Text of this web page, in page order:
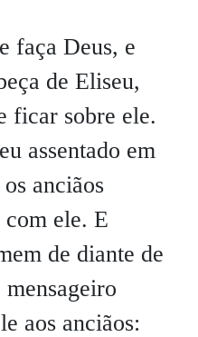
faça Deus, e
de Eliseu,
ficar sobre ele.
assentado em
os anciãos
com ele. E
de diante de
mensageiro
aos anciãos: